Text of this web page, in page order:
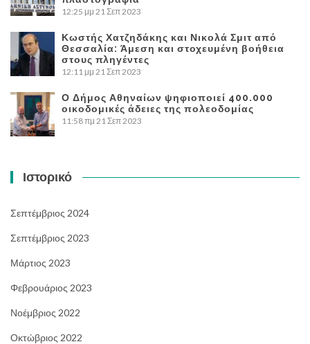
12:25 μμ 21 Σεπ 2023
Κωστής Χατζηδάκης και Νικολά Σμιτ από
Θεσσαλία: Άμεση και στοχευμένη βοήθεια
στους πληγέντες
12:11 μμ 21 Σεπ 2023
Ο Δήμος Αθηναίων ψηφιοποιεί 400.000
οικοδομικές άδειες της πολεοδομίας
11:58 πμ 21 Σεπ 2023
Ιστορικό
Σεπτέμβριος 2024
Σεπτέμβριος 2023
Μάρτιος 2023
Φεβρουάριος 2023
Νοέμβριος 2022
Οκτώβριος 2022